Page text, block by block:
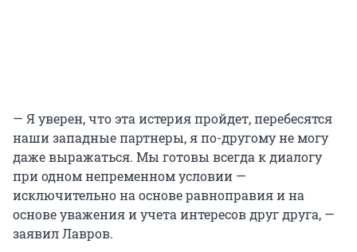
— Я уверен, что эта истерия пройдет, перебесятся
наши западные партнеры, я по-другому не могу
даже выражаться. Мы готовы всегда к диалогу
при одном непременном условии —
исключительно на основе равноправия и на
основе уважения и учета интересов друг друга, —
заявил Лавров.